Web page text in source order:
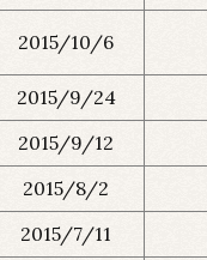
2015/10/6
2015/9/24
2015/9/12
2015/8/2
2015/7/11